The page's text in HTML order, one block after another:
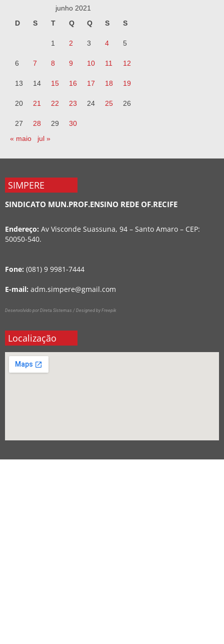
junho 2021
D
S T Q Q S S
1 2 3 4 5
6 7 8 9 10 11 12
13 14 15 16 17 18 19
20 21 22 23 24 25 26
27 28 29
30
« maio
jul »
SIMPERE
SINDICATO MUN.PROF.ENSINO REDE OF.RECIFE
Endereço: Av Visconde Suassuna, 94 – Santo Amaro – CEP:
50050-540.
Fone: (081) 9 9981-7444
E-mail: adm.simpere@gmail.com
Desenvolvido por Direta Sistemas / Designed by Freepik
Localização